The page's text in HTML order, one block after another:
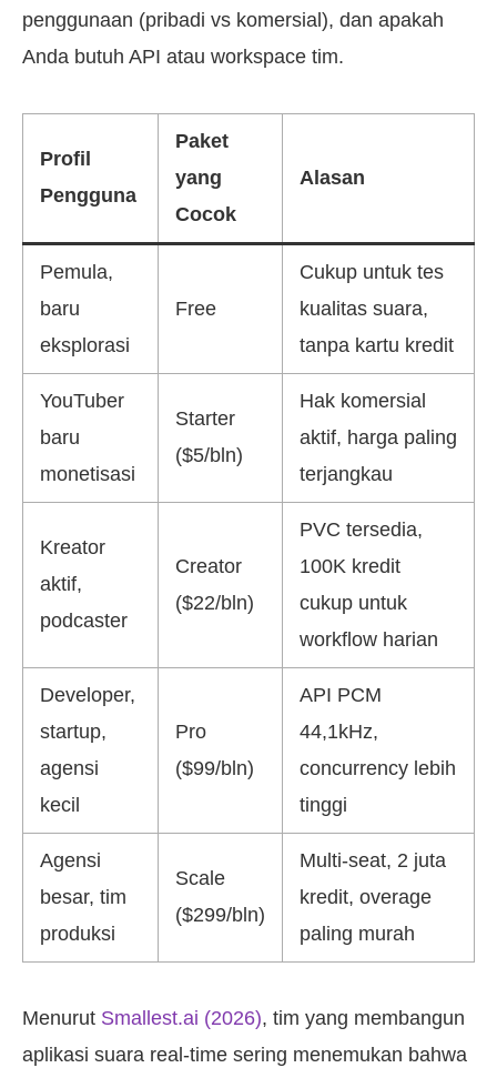
penggunaan (pribadi vs komersial), dan apakah
Anda butuh API atau workspace tim.
Profil
Pengguna
Paket
yang
Cocok
Alasan
Pemula,
baru
eksplorasi
Free
Cukup untuk tes
kualitas suara,
tanpa kartu kredit
YouTuber
baru
monetisasi
Starter
($5/bln)
Hak komersial
aktif, harga paling
terjangkau
Kreator
aktif,
podcaster
Creator
($22/bln)
PVC tersedia,
100K kredit
cukup untuk
workflow harian
Developer,
startup,
agensi
kecil
Pro
($99/bln)
API PCM
44,1kHz,
concurrency lebih
tinggi
Agensi
besar, tim
produksi
Scale
($299/bln)
Multi-seat, 2 juta
kredit, overage
paling murah
Menurut Smallest.ai (2026), tim yang membangun
aplikasi suara real-time sering menemukan bahwa